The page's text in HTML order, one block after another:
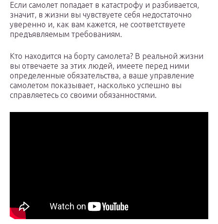
Если самолет попадает в катастрофу и разбивается,
значит, в жизни вы чувствуете себя недостаточно
уверенно и, как вам кажется, не соответствуете
предъявляемым требованиям.
Кто находится на борту самолета? В реальной жизни
вы отвечаете за этих людей, имеете перед ними
определенные обязательства, а ваше управление
самолетом показывает, насколько успешно вы
справляетесь со своими обязанностями.